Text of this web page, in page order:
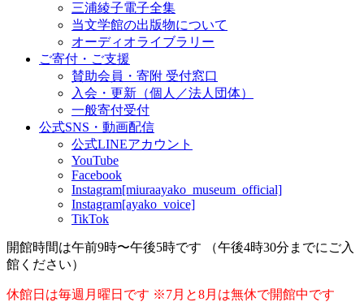
三浦綾子電子全集
当文学館の出版物について
オーディオライブラリー
ご寄付・ご支援
賛助会員・寄附 受付窓口
入会・更新（個人／法人団体）
一般寄付受付
公式SNS・動画配信
公式LINEアカウント
YouTube
Facebook
Instagram[miuraayako_museum_official]
Instagram[ayako_voice]
TikTok
開館時間は午前9時〜午後5時です （午後4時30分までにご入
館ください）
休館日は毎週月曜日です ※7月と8月は無休で開館中です